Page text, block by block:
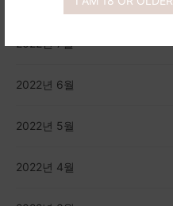
2022년 7월
2022년 6월
2022년 5월
2022년 4월